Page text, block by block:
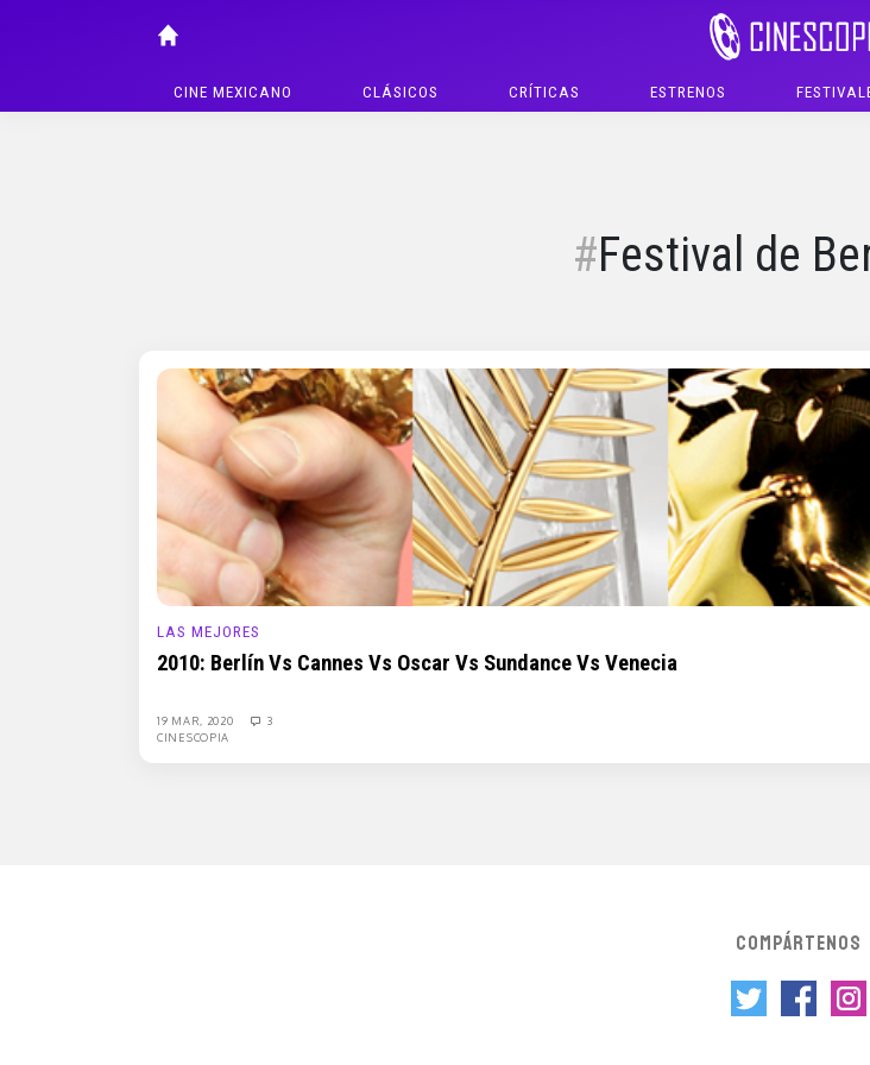
CINE MEXICANO CLÁSICOS CRÍTICAS ESTRENOS
Festival de
LAS MEJORES
2010: Berlín Vs Cannes Vs Oscar Vs Sundance Vs Venecia
19 MAR, 2020
3
CINESCOPIA
COMPÁRTENOS